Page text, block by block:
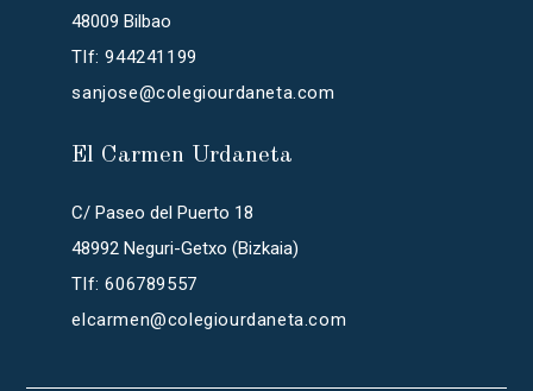
48009 Bilbao
Tlf: 944241199
sanjose@colegiourdaneta.com
El Carmen Urdaneta
C/ Paseo del Puerto 18
48992 Neguri-Getxo (Bizkaia)
Tlf: 606789557
elcarmen@colegiourdaneta.com